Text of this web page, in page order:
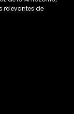
relevantes de